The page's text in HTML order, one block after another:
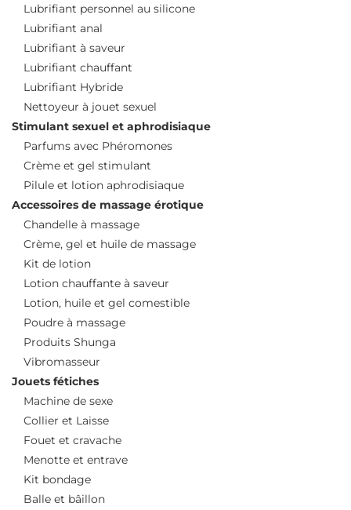
Lubrifiant personnel au silicone
Lubrifiant anal
Lubrifiant à saveur
Lubrifiant chauffant
Lubrifiant Hybride
Nettoyeur à jouet sexuel
Stimulant sexuel et aphrodisiaque
Parfums avec Phéromones
Crème et gel stimulant
Pilule et lotion aphrodisiaque
Accessoires de massage érotique
Chandelle à massage
Crème, gel et huile de massage
Kit de lotion
Lotion chauffante à saveur
Lotion, huile et gel comestible
Poudre à massage
Produits Shunga
Vibromasseur
Jouets fétiches
Machine de sexe
Collier et Laisse
Fouet et cravache
Menotte et entrave
Kit bondage
Balle et bâillon